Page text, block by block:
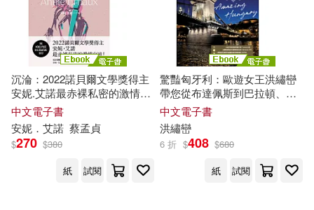
沉淪：2022諾貝爾文學獎得主
安妮.艾諾最赤裸私密的激情自
述! (電子書)
中文電子書
安妮．艾諾 蔡孟貞
$270 $380
紙
試閱
驚豔匈牙利：歐遊女王洪繡巒
帶您從布達佩斯到巴拉頓、艾
格爾、托卡伊，漫步城堡、酒
窖與溫泉物語，細細品味匈牙
利的文化美饌 (電子書)
中文電子書
洪繡巒
6 折 $408 $680
紙
試閱